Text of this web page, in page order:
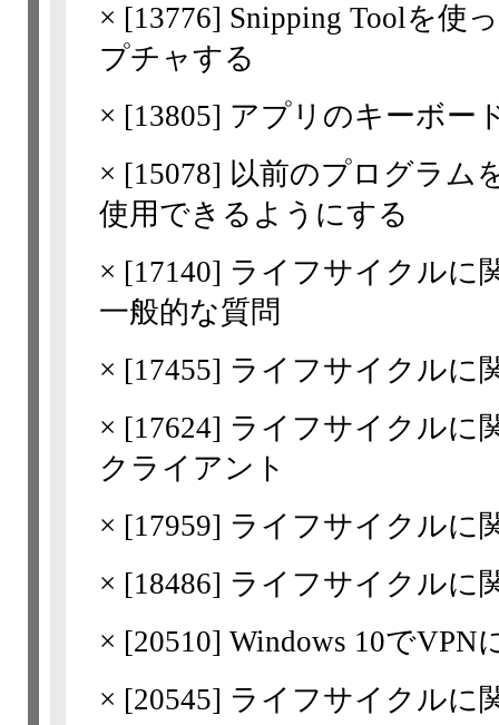
× [13776] Snipping Toolを使
プチャする
× [13805] アプリのキーボー
× [15078] 以前のプログラム
使用できるようにする
× [17140] ライフサイクルに
一般的な質問
× [17455] ライフサイクルに
× [17624] ライフサイクルに
クライアント
× [17959] ライフサイクルに
× [18486] ライフサイクルに
× [20510] Windows 10でVPN
× [20545] ライフサイクルに